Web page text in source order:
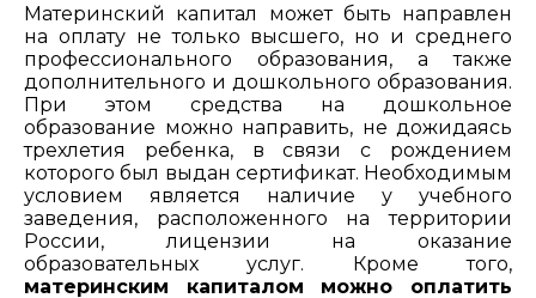
Материнский капитал может быть направлен
на оплату не только высшего, но и среднего
профессионального образования, а также
дополнительного и дошкольного образования.
При этом средства на дошкольное
образование можно направить, не дожидаясь
трехлетия ребенка, в связи с рождением
которого был выдан сертификат. Необходимым
условием является наличие у учебного
заведения, расположенного на территории
России, лицензии на оказание
образовательных услуг. Кроме того,
материнским капиталом можно оплатить